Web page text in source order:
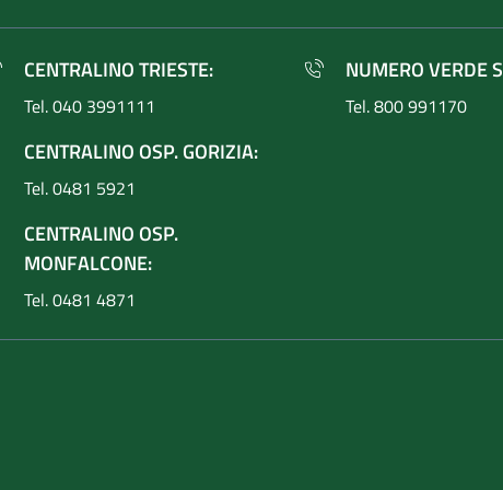
CENTRALINO TRIESTE:
Tel. 040 3991111
CENTRALINO OSP. GORIZIA:
Tel. 0481 5921
CENTRALINO OSP.
MONFALCONE:
Tel. 0481 4871
NUMERO VERDE
Tel. 800 991170